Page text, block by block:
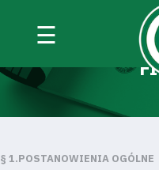
☰
REGULAMIN
§ 1.POSTANOWIENIA OGÓLNE